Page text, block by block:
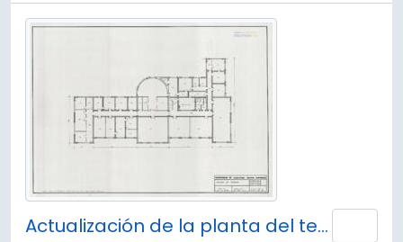
Actualización de la planta del tercer piso de la Facultad de Farmacia. Plano 3 de 4.